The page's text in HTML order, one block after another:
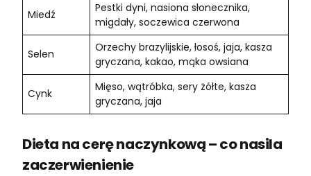
Miedź
Pestki dyni, nasiona słonecznika,
migdały, soczewica czerwona
Selen
Orzechy brazylijskie, łosoś, jaja, kasza
gryczana, kakao, mąka owsiana
Cynk
Mięso, wątróbka, sery żółte, kasza
gryczana, jaja
Dieta na cerę naczynkową – co nasila
zaczerwienienie